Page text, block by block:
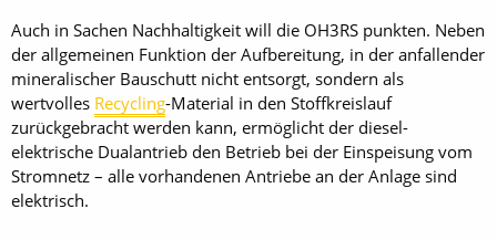
Auch in Sachen Nachhaltigkeit will die OH3RS punkten. Neben
der allgemeinen Funktion der Aufbereitung, in der anfallender
mineralischer Bauschutt nicht entsorgt, sondern als
wertvolles Recycling-Material in den Stoffkreislauf
zurückgebracht werden kann, ermöglicht der diesel-
elektrische Dualantrieb den Betrieb bei der Einspeisung vom
Stromnetz – alle vorhandenen Antriebe an der Anlage sind
elektrisch.